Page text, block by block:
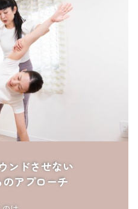
ンドさせない
のアプローチ